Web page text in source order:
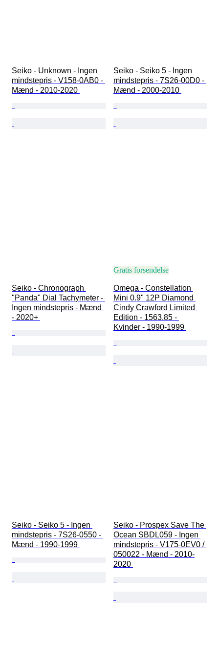
Seiko - Unknown - Ingen
mindstepris - V158-0AB0 -
Mænd - 2010-2020
Seiko - Seiko 5 - Ingen
mindstepris - 7S26-00D0 -
Mænd - 2000-2010
Seiko - Chronograph
"Panda" Dial Tachymeter -
Ingen mindstepris - Mænd
- 2020+
Gratis forsendelse
Omega - Constellation
Mini 0.9" 12P Diamond
Cindy Crawford Limited
Edition - 1563.85 -
Kvinder - 1990-1999
Seiko - Seiko 5 - Ingen
mindstepris - 7S26-0550 -
Mænd - 1990-1999
Seiko - Prospex Save The
Ocean SBDL059 - Ingen
mindstepris - V175-0EV0 /
050022 - Mænd - 2010-
2020